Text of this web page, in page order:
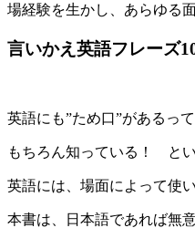
場経験を生かし、あらゆる
言いかえ英語フレーズ
英語にも”ため口”があるっ
もちろん知っている！ と
英語には、場面によって使
本書は、日本語であれば無